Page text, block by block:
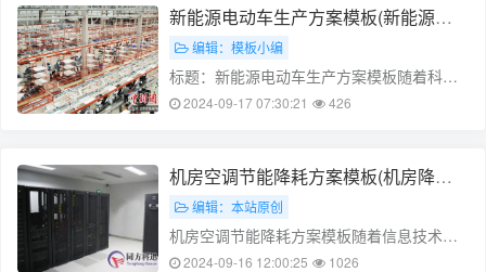
等。为了提高景区的运营效益，降低运营成
本，本文将从以下几个方面来探讨景区运营
成本管控……
新能源电动车生产方案模板(新能源汽
车生产流程图)
编辑：模板小编
标题：新能源电动车生产方案模板随着科技
的快速发展，新能源电动车逐渐成为人们出
案。一、电动车的设计1. 车身结构：设计轻
量化、坚固的车身结构，提高电动车抗……
2024-09-17 07:30:21 426
机房空调节能降耗方案模板(机房降温
空调)编辑：本站原创
机房空调节能降耗方案模板随着信息技术的
快速发展，数据中心的空调能耗问题越来越
2024-09-16 12:00:25 1026